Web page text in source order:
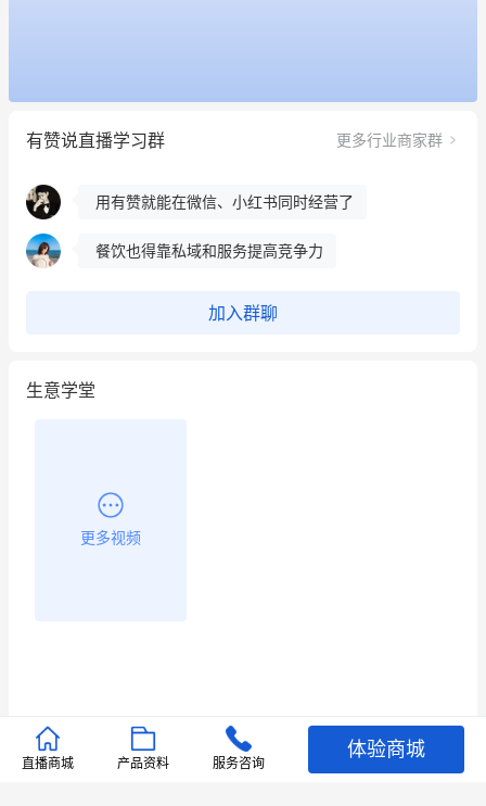
有赞说直播学习群 更多行业商家群
冰墩墩货源充足需要的联系我
这个营销策划案例推荐大家看一下
用有赞就能在微信、小红书同时经营了
餐饮也得靠私域和服务提高竞争力
加入群聊
生意学堂
更多视频
推荐文章
直播商城 产品资料 服务咨询
体验商城